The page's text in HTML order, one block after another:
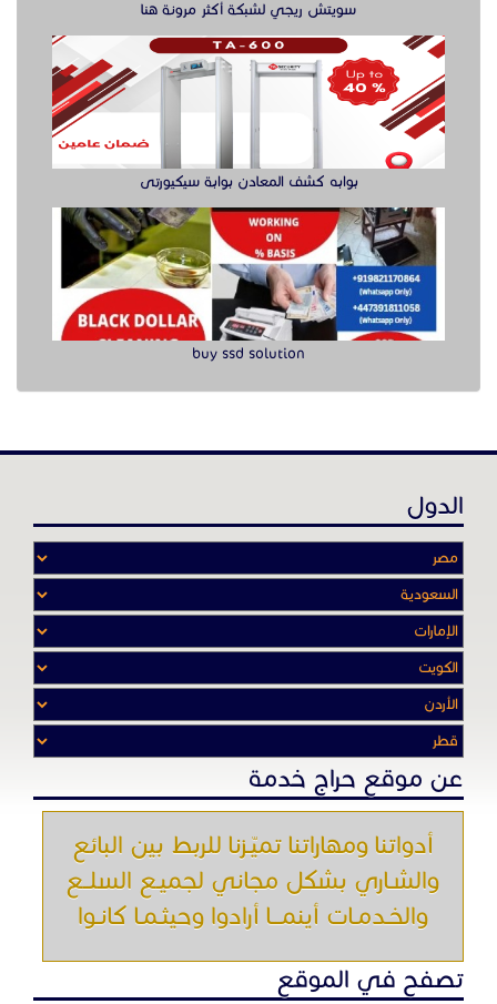
سويتش ريجي لشبكة أكثر مرونة هنا
بوابه كشف المعادن بوابة سيكيورتى
buy ssd solution
الدول
عن موقع حراج خدمة
أدواتنا ومهاراتنا تميّـزنا للربط بين البائع
والشـاري بشكل مجاني لجميـع السلــع
والخـدمـات أينمـــا أرادوا وحيثـمـا كانـوا
تصفح في الموقع